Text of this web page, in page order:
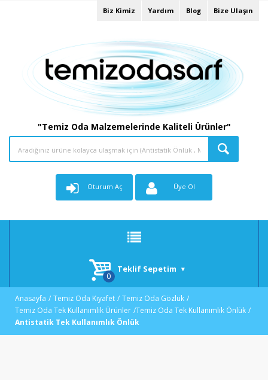
Biz Kimiz Yardım Blog Bize Ulaşın
"Temiz Oda Malzemelerinde Kaliteli Ürünler"
Oturum Aç Üye Ol
Teklif Sepetim
Anasayfa Temiz Oda Kıyafet
Temiz Oda Gözlük
Temiz Oda Tek Kullanımlık Ürünler Temiz Oda Tek Kullanımlık Önlük
Antistatik Tek Kullanımlık Önlük